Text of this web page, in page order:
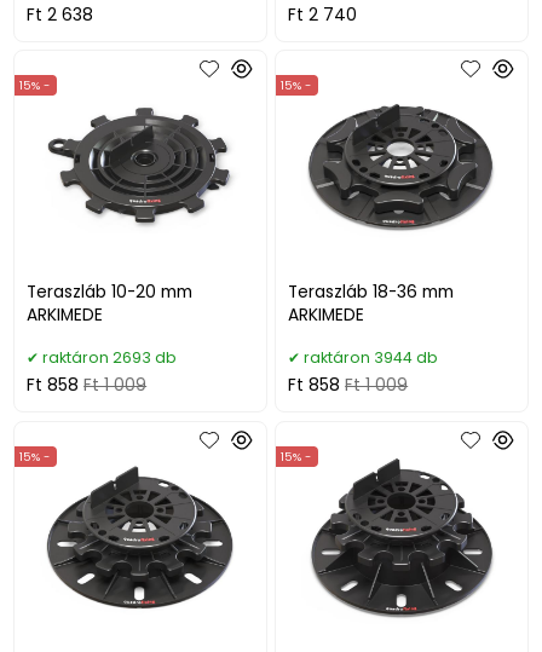
Ft 2 638 Ft 2 740
Teraszláb 10-20 mm
ARKIMEDE
15% -
raktáron 2693 db
Ft 858 Ft 1 009
Teraszláb 18-36 mm
ARKIMEDE
15% -
raktáron 3944 db
Ft 858 Ft 1 009
15% - 15% -